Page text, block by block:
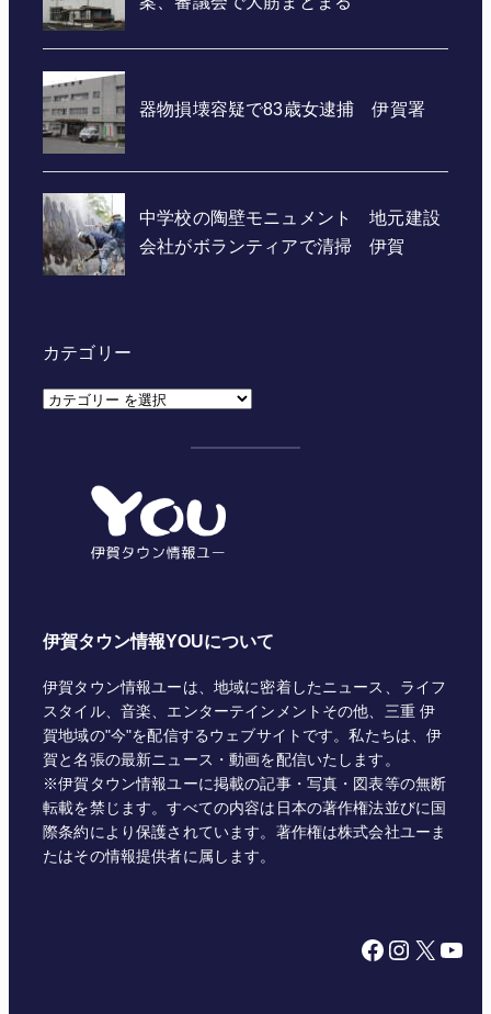
カテゴリー
カ
伊賀タウン情報YOUについて
伊賀タウン情報ユーは、地域に密着したニュース、ライフ
スタイル、音楽、エンターテインメントその他、三重 伊
賀地域の"今"を配信するウェブサイトです。私たちは、伊
賀と名張の最新ニュース・動画を配信いたします。
※伊賀タウン情報ユーに掲載の記事・写真・図表等の無断
転載を禁じます。すべての内容は日本の著作権法並びに国
際条約により保護されています。著作権は株式会社ユーま
たはその情報提供者に属します。
Facebook Instagram X YouTube